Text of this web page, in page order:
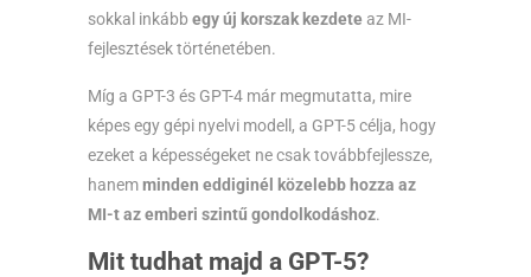
sokkal inkább egy új korszak kezdete az MI-
fejlesztések történetében.
Míg a GPT-3 és GPT-4 már megmutatta, mire
képes egy gépi nyelvi modell, a GPT-5 célja, hogy
ezeket a képességeket ne csak továbbfejlessze,
hanemminden eddiginél közelebb hozza az
MI-t az emberi szintű gondolkodáshoz.
Mit tudhat majd a GPT-5?